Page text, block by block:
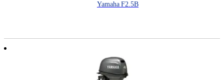
Yamaha F2.5B